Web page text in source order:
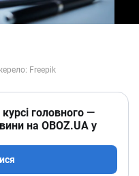
головного —
на OBOZ.UA у